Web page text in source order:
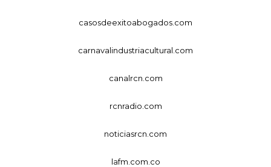
casosdeexitoabogados.com
carnavalindustriacultural.com
canalrcn.com
rcnradio.com
noticiasrcn.com
lafm.com.co